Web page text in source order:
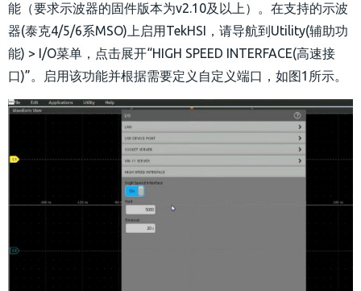
能（要求示波器的固件版本为v2.10及以上）。在支持的示波
器(泰克4/5/6系MSO)上启用TekHSI，请导航到Utility(辅助功
能) > I/O菜单，点击展开“HIGH SPEED INTERFACE(高速接
口)”。启用该功能并根据需要定义自定义端口，如图1所示。